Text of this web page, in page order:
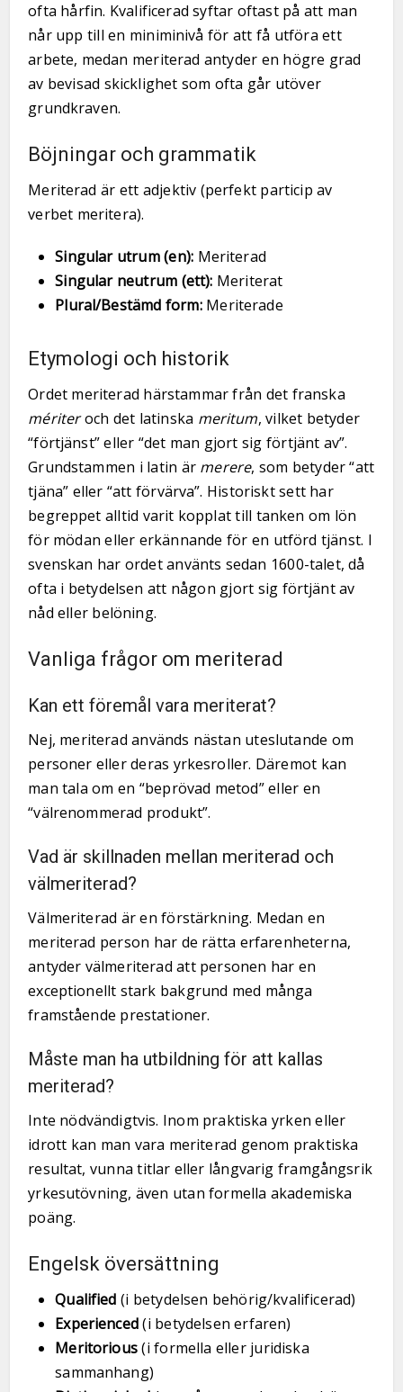
ofta hårfin. Kvalificerad syftar oftast på att man
når upp till en miniminivå för att få utföra ett
arbete, medan meriterad antyder en högre grad
av bevisad skicklighet som ofta går utöver
grundkraven.
Böjningar och grammatik
Meriterad är ett adjektiv (perfekt particip av
verbet meritera).
Singular utrum (en): Meriterad
Singular neutrum (ett): Meriterat
Plural/Bestämd form:Meriterade
Etymologi och historik
Ordet meriterad härstammar från det franska
mériteroch det latinska meritum, vilket betyder
“förtjänst” eller “det man gjort sig förtjänt av”.
Grundstammen i latin är merere, som betyder “att
tjäna” eller “att förvärva”. Historiskt sett har
begreppet alltid varit kopplat till tanken om lön
för mödan eller erkännande för en utförd tjänst. I
svenskan har ordet använts sedan 1600-talet, då
ofta i betydelsen att någon gjort sig förtjänt av
nåd eller belöning.
Vanliga frågor om meriterad
Kan ett föremål vara meriterat?
Nej, meriterad används nästan uteslutande om
personer eller deras yrkesroller. Däremot kan
man tala om en “beprövad metod” eller en
“välrenommerad produkt”.
Vad är skillnaden mellan meriterad och
välmeriterad?
Välmeriterad är en förstärkning. Medan en
meriterad person har de rätta erfarenheterna,
antyder välmeriterad att personen har en
exceptionellt stark bakgrund med många
framstående prestationer.
Måste man ha utbildning för att kallas
meriterad?
Inte nödvändigtvis. Inom praktiska yrken eller
idrott kan man vara meriterad genom praktiska
resultat, vunna titlar eller långvarig framgångsrik
yrkesutövning, även utan formella akademiska
poäng.
Engelsk översättning
Qualified (i betydelsen behörig/kvalificerad)
Experienced(i betydelsen erfaren)
Meritorious(i formella eller juridiska
sammanhang)